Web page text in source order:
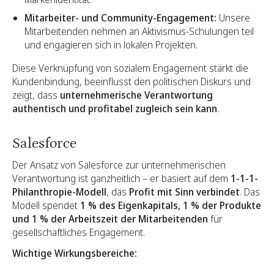
Mitarbeiter- und Community-Engagement: Unsere
Mitarbeitenden nehmen an Aktivismus-Schulungen teil
und engagieren sich in lokalen Projekten.
Diese Verknüpfung von sozialem Engagement stärkt die
Kundenbindung, beeinflusst den politischen Diskurs und
zeigt, dass unternehmerische Verantwortung
authentisch und profitabel zugleich sein kann.
Salesforce
Der Ansatz von Salesforce zur unternehmerischen
Verantwortung ist ganzheitlich – er basiert auf dem 1-1-1-
Philanthropie-Modell, das Profit mit Sinn verbindet. Das
Modell spendet 1 % des Eigenkapitals, 1 % der Produkte
und 1 % der Arbeitszeit der Mitarbeitenden für
gesellschaftliches Engagement.
Wichtige Wirkungsbereiche: